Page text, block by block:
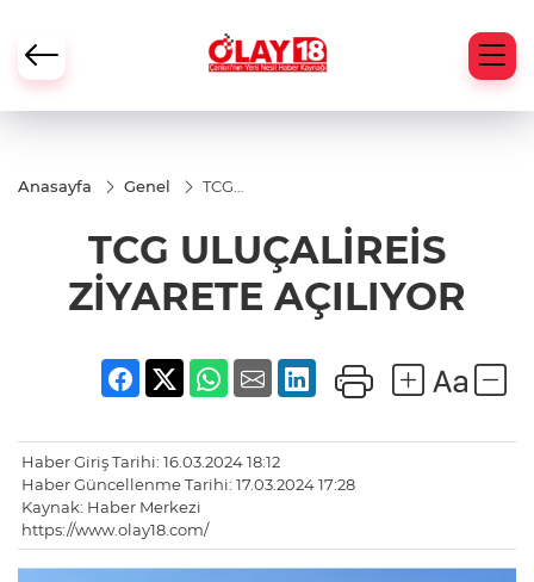
Anasayfa Genel
TCG
AÇILIYOR
TCG ULUÇALİREİS
ZİYARETE AÇILIYOR
Haber Giriş Tarihi: 16.03.2024 18:12
Haber Güncellenme Tarihi: 17.03.2024 17:28
Kaynak: Haber Merkezi
https://www.olay18.com/